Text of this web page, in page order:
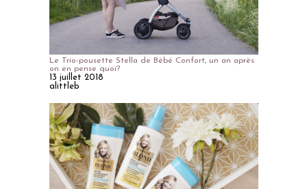
Le Trio-pousette Stella de Bébé Confort, un an après
on en pense quoi?
13 juillet 2018
alittleb